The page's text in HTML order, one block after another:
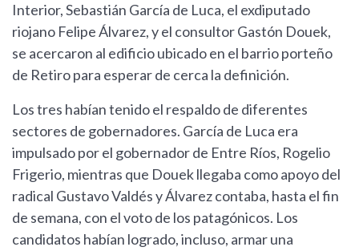
Interior, Sebastián García de Luca, el exdiputado
riojano Felipe Álvarez, y el consultor Gastón Douek,
se acercaron al edificio ubicado en el barrio porteño
de Retiro para esperar de cerca la definición.
Los tres habían tenido el respaldo de diferentes
sectores de gobernadores. García de Luca era
impulsado por el gobernador de Entre Ríos, Rogelio
Frigerio, mientras que Douek llegaba como apoyo del
radical Gustavo Valdés y Álvarez contaba, hasta el fin
de semana, con el voto de los patagónicos. Los
candidatos habían logrado, incluso, armar una